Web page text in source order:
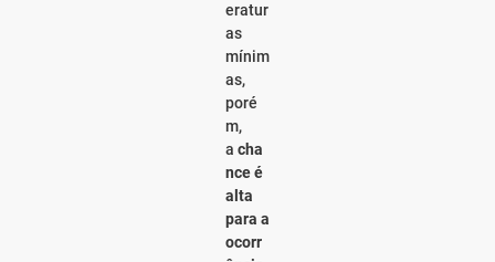
eratur
as
mínim
as,
poré
m,
a cha
nce é
alta
para a
ocorr